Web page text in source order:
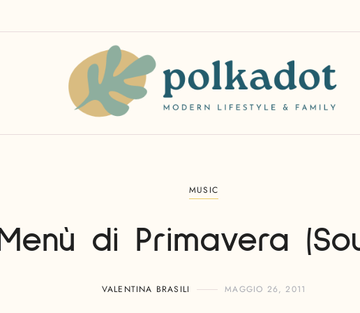
MUSIC
Menù di Primavera
VALENTINA BRASILI MAGGIO 26, 2011